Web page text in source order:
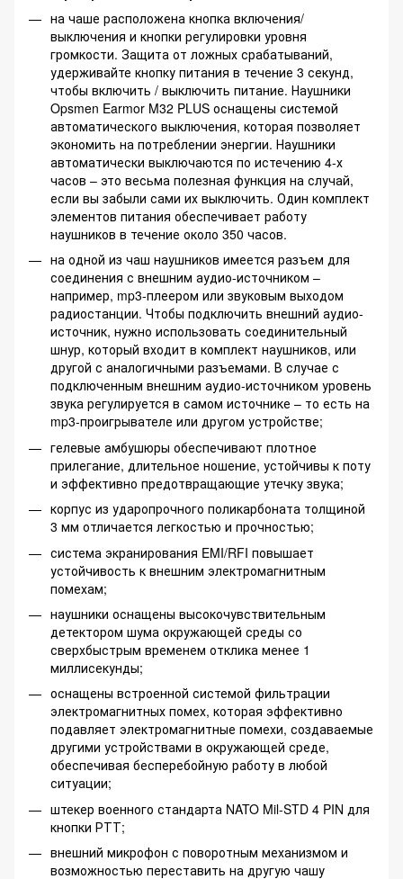
на чаше расположена кнопка включения/
выключения и кнопки регулировки уровня
громкости. Защита от ложных срабатываний,
удерживайте кнопку питания в течение 3 секунд,
чтобы включить / выключить питание. Наушники
Opsmen Earmor M32 PLUS оснащены системой
автоматического выключения, которая позволяет
экономить на потреблении энергии. Наушники
автоматически выключаются по истечению 4-х
часов – это весьма полезная функция на случай,
если вы забыли сами их выключить. Один комплект
элементов питания обеспечивает работу
наушников в течение около 350 часов.
на одной из чаш наушников имеется разъем для
соединения с внешним аудио-источником –
например, mp3-плеером или звуковым выходом
радиостанции. Чтобы подключить внешний аудио-
источник, нужно использовать соединительный
шнур, который входит в комплект наушников, или
другой с аналогичными разъемами. В случае с
подключенным внешним аудио-источником уровень
звука регулируется в самом источнике – то есть на
mp3-проигрывателе или другом устройстве;
гелевые амбушюры обеспечивают плотное
прилегание, длительное ношение, устойчивы к поту
и эффективно предотвращающие утечку звука;
корпус из ударопрочного поликарбоната толщиной
3 мм отличается легкостью и прочностью;
система экранирования EMI/RFI повышает
устойчивость к внешним электромагнитным
помехам;
наушники оснащены высокочувствительным
детектором шума окружающей среды со
сверхбыстрым временем отклика менее 1
миллисекунды;
оснащены встроенной системой фильтрации
электромагнитных помех, которая эффективно
подавляет электромагнитные помехи, создаваемые
другими устройствами в окружающей среде,
обеспечивая бесперебойную работу в любой
ситуации;
штекер военного стандарта NATO Mil-STD 4 PIN для
кнопки РТТ;
внешний микрофон с поворотным механизмом и
возможностью переставить на другую чашу